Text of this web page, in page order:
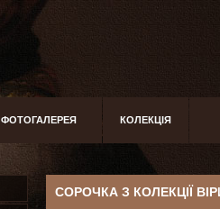
ФОТОГАЛЕРЕЯ КОЛЕКЦІЯ
СОРОЧКА З КОЛЕКЦІЇ